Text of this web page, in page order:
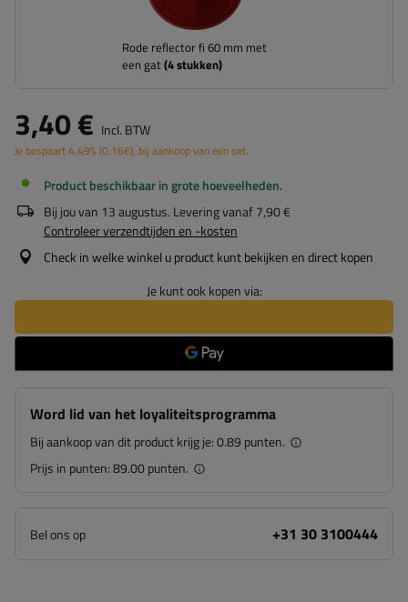
Rode reflector fi 60 mm met
een gat(4stukken)
3,40 € Incl. BTW
Je bespaart4.49%(0.16€), bij aankoop van een set.
Product beschikbaar in grote hoeveelheden
Bij jou van 13 augustus. Levering vanaf7,90 €
Controleer verzendtijden en -kosten
Check in welke winkel u product kunt bekijken en direct kopen
Je kunt ook kopen via:
Word lid van het loyaliteitsprogramma
Bij aankoop van dit product krijg je:0.89 punten.
Prijs in punten:89.00 punten.
Bel ons op +31 30 3100444